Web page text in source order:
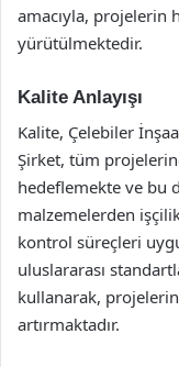
amacıyla, projelerin
yürütülmektedir.
Kalite Anlayışı
Kalite, Çelebiler
Şirket, tüm
hedeflemekte ve bu
malzemelerden
kontrol süreçleri
uluslararası
kullanarak,
artırmaktadır.